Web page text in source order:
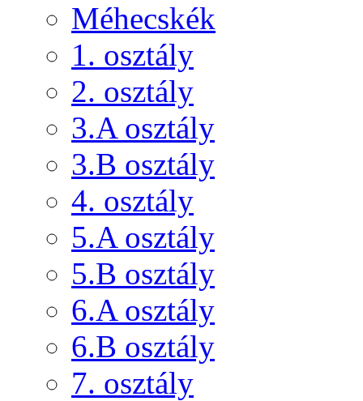
Méhecskék
1. osztály
2. osztály
3.A osztály
3.B osztály
4. osztály
5.A osztály
5.B osztály
6.A osztály
6.B osztály
7. osztály